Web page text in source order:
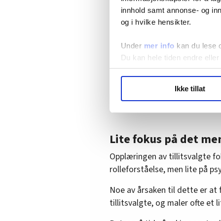
innhold samt annonse- og
og i hvilke hensikter.
Under mer info kan du lese
Du kan hele tiden endre
hvordan våre nettsider blir
Ikke tillat
Fagforeningene har ikke
praksis for å følge opp
Dette er ikke bare et
og den norske modellen.
verdifull erfaring og kunnskap.
Taus kunnskap forblir
finne opp hjulet på nytt.
Lite fokus på det
Opplæringen av tillitsvalgte
rolleforståelse, men lite på
Noe av årsaken til dette er at
tillitsvalgte, og maler ofte et